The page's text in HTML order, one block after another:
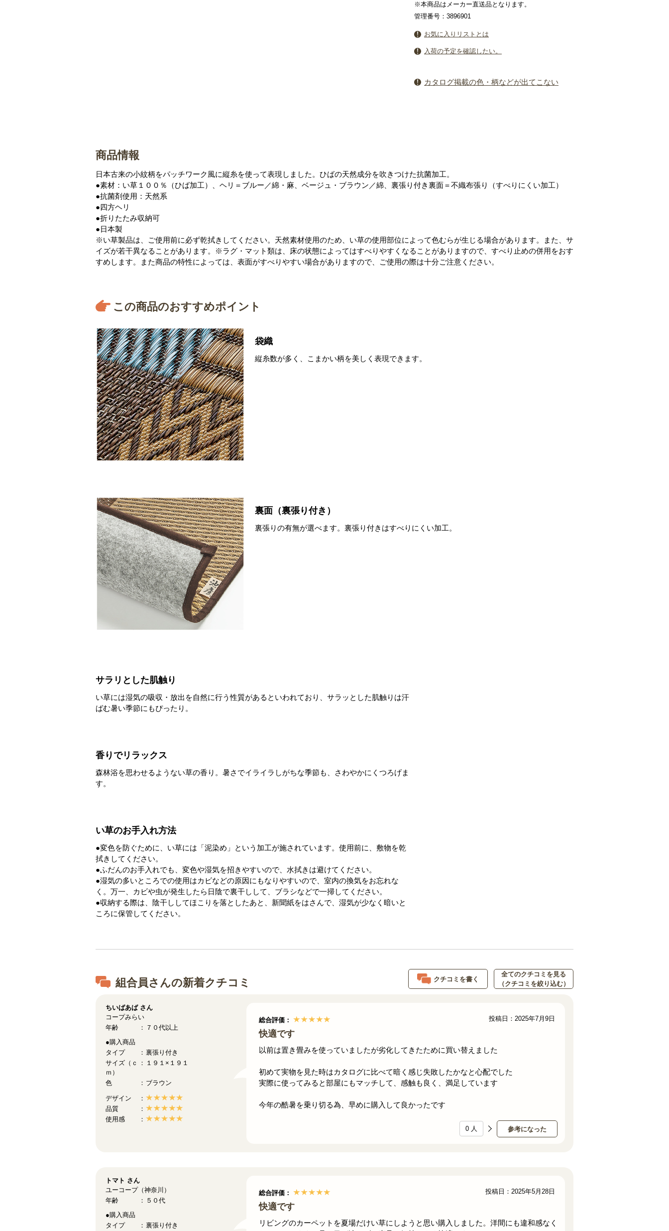
※本商品はメーカー直送品となります。
管理番号：3896901
お気に入りリストとは
入荷の予定を確認したい。
カタログ掲載の色・柄などが出てこない
商品情報
日本古来の小紋柄をパッチワーク風に縦糸を使って表現しました。ひばの天然成分を吹きつけた抗菌加工。
●素材：い草１００％（ひば加工）、ヘリ＝ブルー／綿・麻、ベージュ・ブラウン／綿、裏張り付き裏面＝不織布張り（すべりにくい加工）
●抗菌剤使用：天然系
●四方ヘリ
●折りたたみ収納可
●日本製
※い草製品は、ご使用前に必ず乾拭きしてください。天然素材使用のため、い草の使用部位によって色むらが生じる場合があります。また、サ
イズが若干異なることがあります。※ラグ・マット類は、床の状態によってはすべりやすくなることがありますので、すべり止めの併用をおす
すめします。また商品の特性によっては、表面がすべりやすい場合がありますので、ご使用の際は十分ご注意ください。
この商品のおすすめポイント
袋織
縦糸数が多く、こまかい柄を美しく表現できます。
裏面（裏張り付き）
裏張りの有無が選べます。裏張り付きはすべりにくい加工。
サラリとした肌触り
い草には湿気の吸収・放出を自然に行う性質があるといわれており、サラッとした肌触りは汗
ばむ暑い季節にもぴったり。
香りでリラックス
森林浴を思わせるようない草の香り。暑さでイライラしがちな季節も、さわやかにくつろげま
す。
い草のお手入れ方法
●変色を防ぐために、い草には「泥染め」という加工が施されています。使用前に、敷物を乾
拭きしてください。
●ふだんのお手入れでも、変色や湿気を招きやすいので、水拭きは避けてください。
●湿気の多いところでの使用はカビなどの原因にもなりやすいので、室内の換気をお忘れな
く。万一、カビや虫が発生したら日陰で裏干しして、ブラシなどで一掃してください。
●収納する際は、陰干ししてほこりを落としたあと、新聞紙をはさんで、湿気が少なく暗いと
ころに保管してください。
組合員さんの新着クチコミ クチコミを書く
全てのクチコミを見る
（クチコミを絞り込む）
総合評価：
快適です
以前は置き畳みを使っていましたが劣化してきたために買い替えました
初めて実物を見た時はカタログに比べて暗く感じ失敗したかなと心配でした
実際に使ってみると部屋にもマッチして、感触も良く、満足しています
今年の酷暑を乗り切る為、早めに購入して良かったです
参考になった
0 人
投稿日：2025年7月9日
ちいばあばさん
コープみらい
年齢
７０代以上
●購入商品
タイプ
裏張り付き
サイズ（ｃ
ｍ）
１９１×１９１
色 ブラウン
デザイン
品質
使用感
総合評価：
快適です
リビングのカーペットを夏場だけい草にしようと思い購入しました。洋間にも違和感なく
投稿日：2025年5月28日
トマト さん
ユーコープ（神奈川）
年齢
５０代
●購入商品
タイプ
裏張り付き